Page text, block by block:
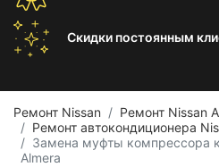
Скидки постоянным
Ремонт Nissan
Ремонт Nissan
Ремонт автокондиционера
Замена муфты компрессора
Almera